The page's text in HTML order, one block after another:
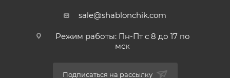
sale@shablonchik.com
Режим работы: Пн-Пт с 8 до 17 по
мск
Подписаться на рассылку